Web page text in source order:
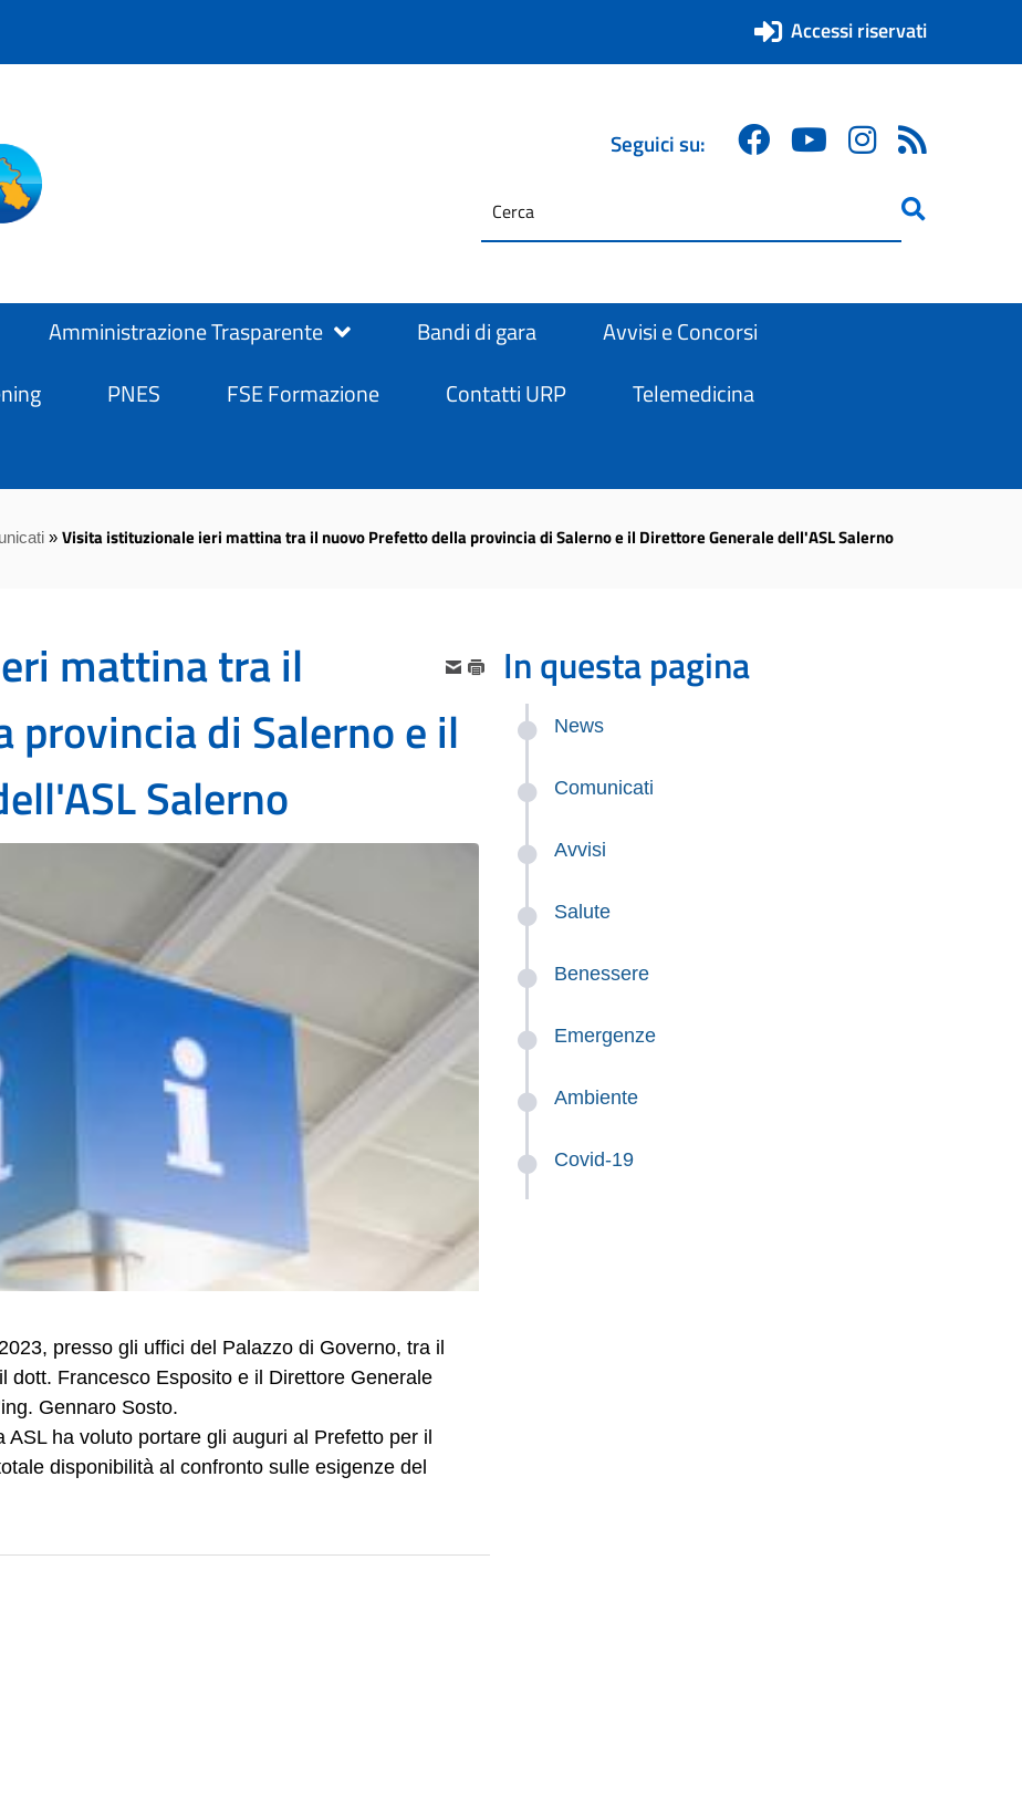
Accessi riservati
ASL Salerno
ASL Salerno
Seguici su:
da
ricerca
Amministrazione Trasparente Bandi di gara
Avvisi e Concorsi
PNES FSE Formazione Contatti URP
Telemedicina
» Visita istituzionale ieri mattina tra il nuovo Prefetto della provincia di Salerno e il Direttore Generale dell'ASL Salerno
mattina tra il
di Salerno e il
Salerno
presso gli uffici del Palazzo di Governo, tra il
dott. Francesco Esposito e il Direttore Generale
Gennaro Sosto.
ha voluto portare gli auguri al Prefetto per il
disponibilità al confronto sulle esigenze del
In questa pagina
News
Comunicati
Avvisi
Salute
Benessere
Emergenze
Ambiente
Covid-19